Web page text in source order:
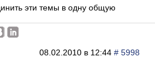
эти темы в одну общую
08.02.2010 в 12:44 # 5998